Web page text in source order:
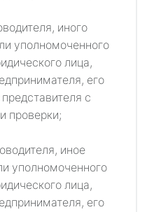
иного
уполномоченного
лица,
его
с
проверки;
иное
уполномоченного
лица,
его